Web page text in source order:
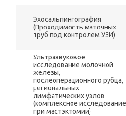
Эхосальпингография
(Проходимость маточных
труб под контролем УЗИ)
Ультразвуковое
исследование молочной
железы,
послеоперационного рубца,
региональных
лимфатических узлов
(комплексное исследование
при мастэктомии)